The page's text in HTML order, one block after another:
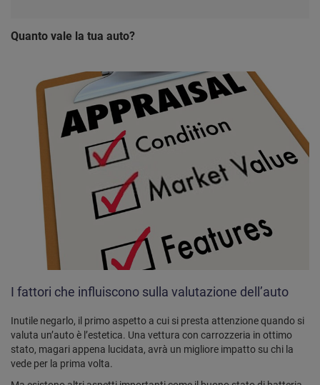
Quanto vale la tua auto?
I fattori che influiscono sulla valutazione dell’auto
Inutile negarlo, il primo aspetto a cui si presta attenzione quando si
valuta un’auto è l’estetica. Una vettura con carrozzeria in ottimo
stato, magari appena lucidata, avrà un migliore impatto su chi la
vede per la prima volta.